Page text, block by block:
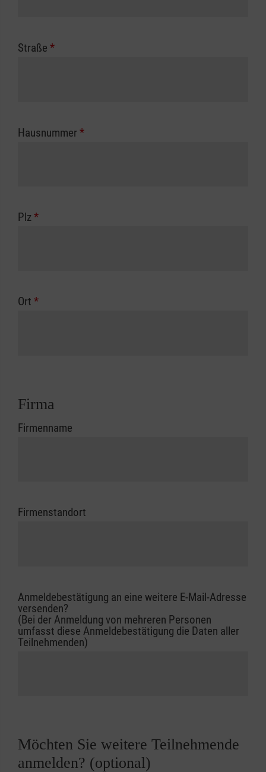
Straße *
Hausnummer *
Plz*
Ort *
Firma
Firmenname
Firmenstandort
Anmeldebestätigung an eine weitere E-Mail-Adresse
versenden?
(Bei der Anmeldung von mehreren Personen
umfasst diese Anmeldebestätigung die Daten aller
Teilnehmenden)
Möchten Sie weitere Teilnehmende
anmelden? (optional)